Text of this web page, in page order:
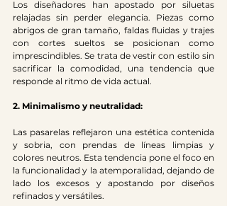
Los diseñadores han apostado por siluetas
relajadas sin perder elegancia. Piezas como
abrigos de gran tamaño, faldas fluidas y trajes
con cortes sueltos se posicionan como
imprescindibles. Se trata de vestir con estilo sin
sacrificar la comodidad, una tendencia que
responde al ritmo de vida actual.
2. Minimalismo y neutralidad:
Las pasarelas reflejaron una estética contenida
y sobria, con prendas de líneas limpias y
colores neutros. Esta tendencia pone el foco en
la funcionalidad y la atemporalidad, dejando de
lado los excesos y apostando por diseños
refinados y versátiles.